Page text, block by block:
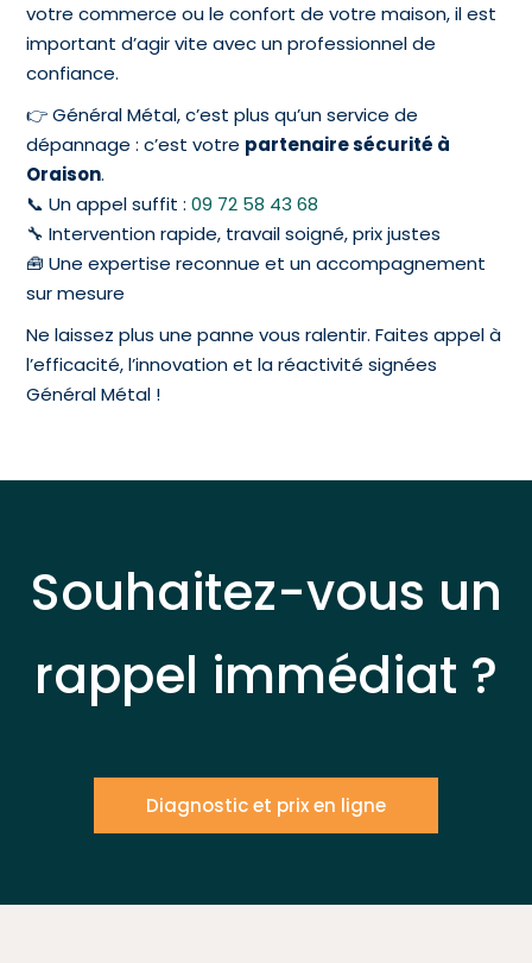
votre commerce ou le confort de votre maison, il est
important d’agir vite avec un professionnel de
confiance.
👉 Général Métal, c’est plus qu’un service de
dépannage : c’est votre partenaire sécurité à
Oraison.
📞 Un appel suffit :09 72 58 43 68
🔧 Intervention rapide, travail soigné, prix justes
🧰 Une expertise reconnue et un accompagnement
sur mesure
Ne laissez plus une panne vous ralentir. Faites appel à
l’efficacité, l’innovation et la réactivité signées
Général Métal !
Souhaitez-vous un
rappel immédiat ?
Diagnostic et prix en ligne